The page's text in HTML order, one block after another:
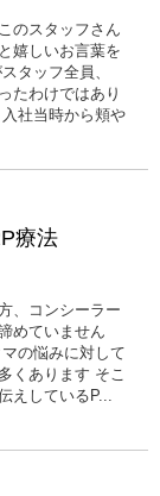
のスタッフさん
嬉しいお言葉を
タッフ全員、
たわけではあり
社当時から頬や
療法
、コンシーラー
めていません
の悩みに対して
くあります そこ
えしているP...